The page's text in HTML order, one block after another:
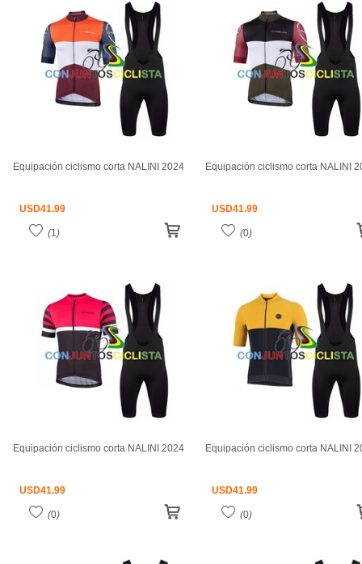
Equipación ciclismo corta NALINI 2024
USD41.99
(1)
Equipación ciclismo corta NALINI
USD41.99
(0)
Equipación ciclismo corta NALINI 2024
USD41.99
(0)
Equipación ciclismo corta NALINI
USD41.99
(0)